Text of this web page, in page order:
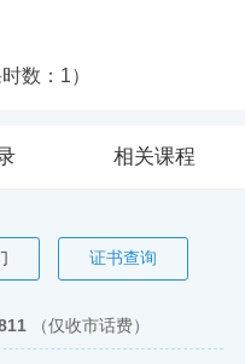
数： 1）
相关课程
证书查询
（仅收市话费）